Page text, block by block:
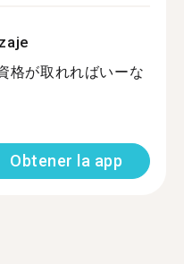
格が取れればいーな
Obtener la app